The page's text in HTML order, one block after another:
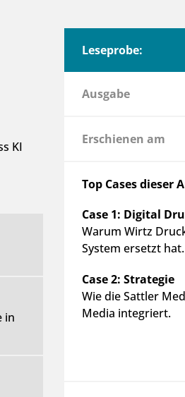
KI
in
Leseprobe:
Ausgabe
Erschienen am
Top Cases dieser
Case 1: Digital
Warum Wirtz
System ersetzt hat.
Case 2: Strategie
Wie die Sattler
Media integriert.